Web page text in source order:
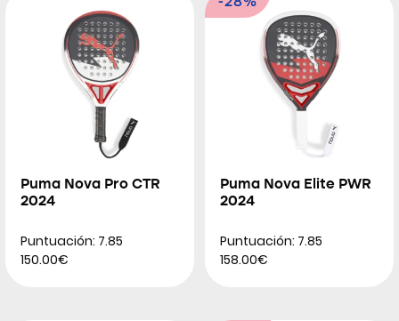
Puma Nova Pro CTR
2024
Puntuación: 7.85
150.00€
Puma Nova Elite PWR
2024
Puntuación: 7.85
158.00€